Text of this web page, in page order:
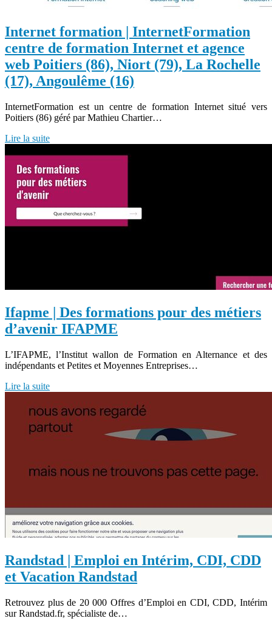
Internet formation | InternetFormation
centre de formation Internet et agence
web Poitiers (86), Niort (79), La Rochelle
(17), Angoulême (16)
InternetFormation est un centre de formation Internet situé vers
Poitiers (86) géré par Mathieu Chartier…
Lire la suite
Ifapme | Des formations pour des métiers
d’avenir IFAPME
L’IFAPME, l’Institut wallon de Formation en Alternance et des
indépendants et Petites et Moyennes Entreprises…
Lire la suite
Randstad | Emploi en Intérim, CDI, CDD
et Vacation Randstad
Retrouvez plus de 20 000 Offres d’Emploi en CDI, CDD, Intérim
sur Randstad.fr, spécialiste de…